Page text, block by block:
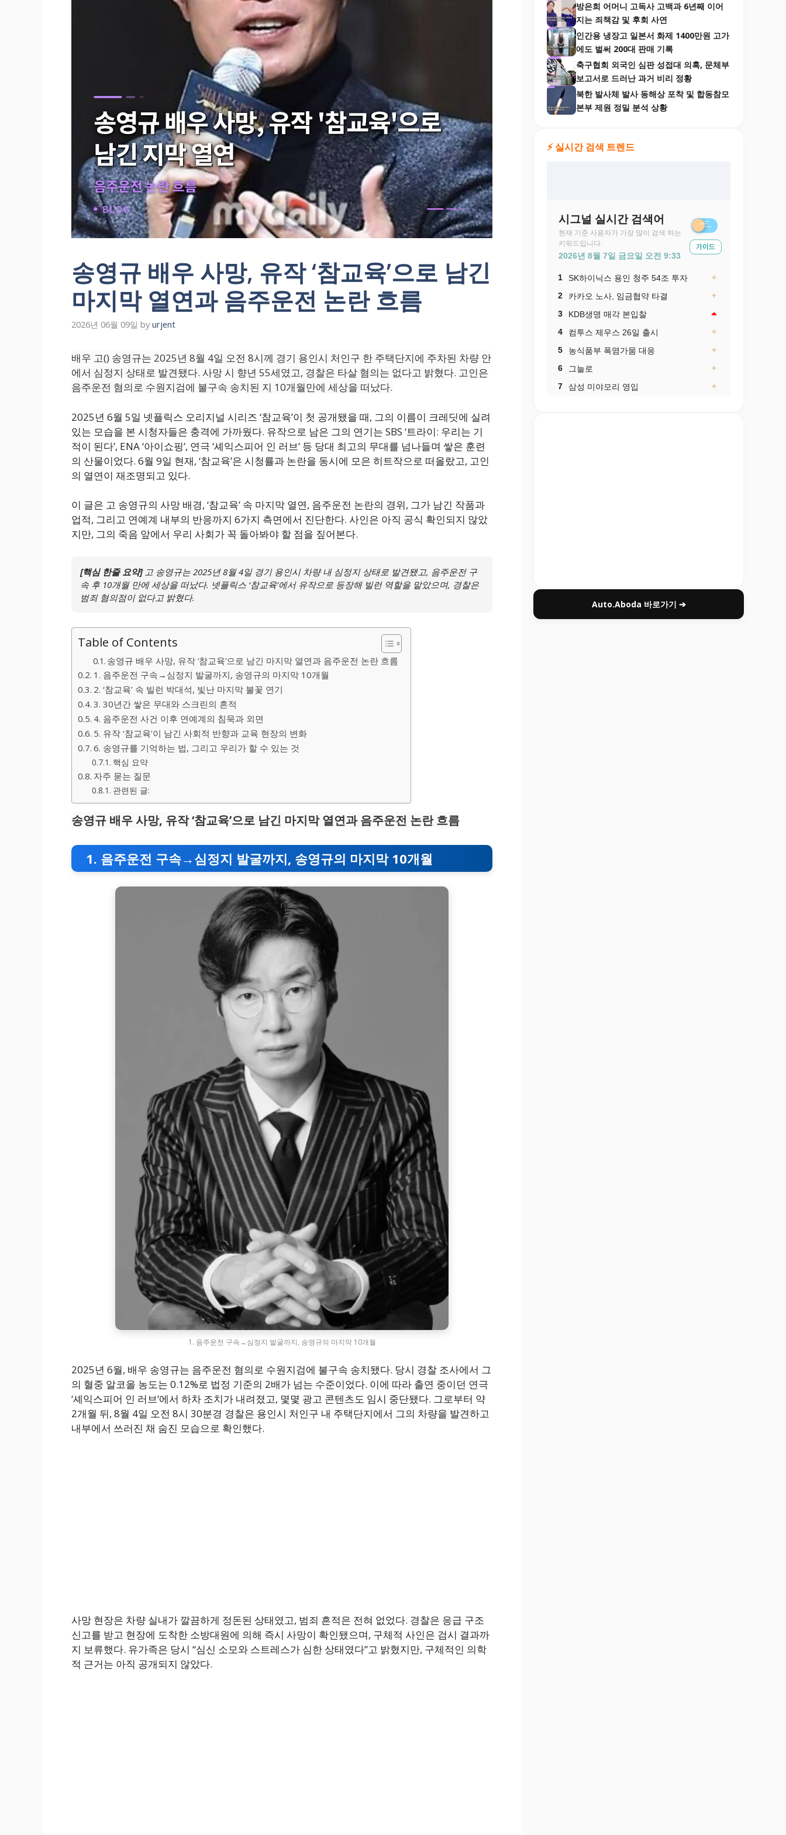
송영규 배우 사망, 유작 ‘참교육’으로 남긴
마지막 열연과 음주운전 논란 흐름
2026년 06월 09일 by urjent
배우 고() 송영규는 2025년 8월 4일 오전 8시께 경기 용인시 처인구 한 주택단지에 주차된 차량 안
에서 심정지 상태로 발견됐다. 사망 시 향년 55세였고, 경찰은 타살 혐의는 없다고 밝혔다. 고인은
음주운전 혐의로 수원지검에 불구속 송치된 지 10개월만에 세상을 떠났다.
2025년 6월 5일 넷플릭스 오리지널 시리즈 ‘참교육’이 첫 공개됐을 때, 그의 이름이 크레딧에 실려
있는 모습을 본 시청자들은 충격에 가까웠다. 유작으로 남은 그의 연기는 SBS ‘트라이: 우리는 기
적이 된다’, ENA ‘아이쇼핑’, 연극 ‘셰익스피어 인 러브’ 등 당대 최고의 무대를 넘나들며 쌓은 훈련
의 산물이었다. 6월 9일 현재, ‘참교육’은 시청률과 논란을 동시에 모은 히트작으로 떠올랐고, 고인
의 열연이 재조명되고 있다.
이 글은 고 송영규의 사망 배경, ‘참교육’ 속 마지막 열연, 음주운전 논란의 경위, 그가 남긴 작품과
업적, 그리고 연예계 내부의 반응까지 6가지 측면에서 진단한다. 사인은 아직 공식 확인되지 않았
지만, 그의 죽음 앞에서 우리 사회가 꼭 돌아봐야 할 점을 짚어본다.
[핵심 한줄 요약]고 송영규는 2025년 8월 4일 경기 용인시 차량 내 심정지 상태로 발견됐고, 음주운전 구
속 후 10개월 만에 세상을 떠났다. 넷플릭스 ‘참교육’에서 유작으로 등장해 빌런 역할을 맡았으며, 경찰은
범죄 혐의점이 없다고 밝혔다.
Table of Contents
송영규 배우 사망, 유작 ‘참교육’으로 남긴 마지막 열연과 음주운전 논란 흐름
1. 음주운전 구속→심정지 발굴까지, 송영규의 마지막 10개월
2. ‘참교육’ 속 빌런 박대석, 빛난 마지막 불꽃 연기
3. 30년간 쌓은 무대와 스크린의 흔적
4. 음주운전 사건 이후 연예계의 침묵과 외면
5. 유작 ‘참교육’이 남긴 사회적 반향과 교육 현장의 변화
6. 송영규를 기억하는 법, 그리고 우리가 할 수 있는 것
핵심 요약
자주 묻는 질문
관련된 글:
송영규 배우 사망, 유작 ‘참교육’으로 남긴 마지막 열연과 음주운전 논란 흐름
1. 음주운전 구속→심정지 발굴까지, 송영규의 마지막 10개월
1. 음주운전 구속→심정지 발굴까지, 송영규의 마지막 10개월
2025년 6월, 배우 송영규는 음주운전 혐의로 수원지검에 불구속 송치됐다. 당시 경찰 조사에서 그
의 혈중 알코올 농도는 0.12%로 법정 기준의 2배가 넘는 수준이었다. 이에 따라 출연 중이던 연극
‘셰익스피어 인 러브’에서 하차 조치가 내려졌고, 몇몇 광고 콘텐츠도 임시 중단됐다. 그로부터 약
2개월 뒤, 8월 4일 오전 8시 30분경 경찰은 용인시 처인구 내 주택단지에서 그의 차량을 발견하고
내부에서 쓰러진 채 숨진 모습으로 확인했다.
사망 현장은 차량 실내가 깔끔하게 정돈된 상태였고, 범죄 흔적은 전혀 없었다. 경찰은 응급 구조
신고를 받고 현장에 도착한 소방대원에 의해 즉시 사망이 확인됐으며, 구체적 사인은 검시 결과까
지 보류했다. 유가족은 당시 “심신 소모와 스트레스가 심한 상태였다”고 밝혔지만, 구체적인 의학
적 근거는 아직 공개되지 않았다.
방은희 어머니 고독사 고백과 6년째 이어
지는 죄책감 및 후회 사연
인간용 냉장고 일본서 화제 1400만원 고가
에도 벌써 200대 판매 기록
축구협회 외국인 심판 성접대 의혹, 문체부
보고서로 드러난 과거 비리 정황
북한 발사체 발사 동해상 포착 및 합동참모
본부 제원 정밀 분석 상황
⚡ 실시간 검색 트렌드
Auto.Aboda 바로가기 ➔